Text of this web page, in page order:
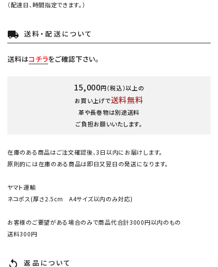
（配達日、時間指定できます。）
local_shipping 送料・配送について
送料はコチラをご確認下さい。
15,000円（税込）以上の
お買い上げで送料無料
革や長巻物は別途送料
ご負担お願いいたします。
在庫のある商品はご注文確認後、3日以内にお届けします。
原則的には在庫のある商品は即日又翌日の発送になります。
ヤマト運輸
ネコポス(厚さ2.5cm A4サイズ以内のみ対応)
お客様のご要望がある場合のみで商品代合計3000円以内のもの
送料300円
replay 返品について